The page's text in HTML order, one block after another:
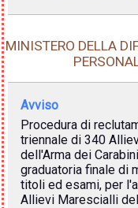
MINISTERO DELLA
Avviso
Procedura di
triennale di 340
dell'Arma dei
graduatoria finale di
titoli ed esami, per
Allievi Marescialli